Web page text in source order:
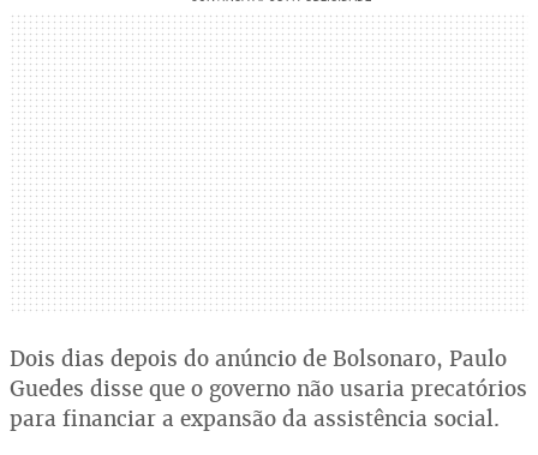
Dois dias depois do anúncio de Bolsonaro, Paulo
Guedes disse que o governo não usaria precatórios
para financiar a expansão da assistência social.